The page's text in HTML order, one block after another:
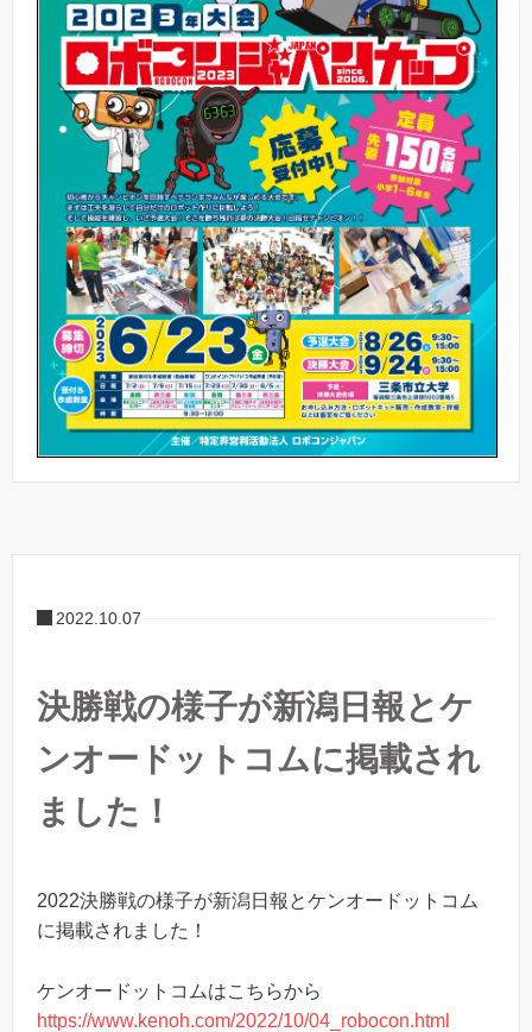
2022.10.07
決勝戦の様子が新潟日報とケ
ンオードットコムに掲載され
ました！
2022決勝戦の様子が新潟日報とケンオードットコム
に掲載されました！
ケンオードットコムはこちらから
https://www.kenoh.com/2022/10/04_robocon.html